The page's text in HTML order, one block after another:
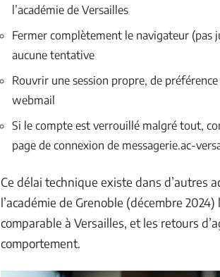
l’académie de Versailles
Fermer complètement le navigateur (pas
aucune tentative
Rouvrir une session propre, de
webmail
Si le compte est verrouillé malgré tout,
page de connexion de messagerie.ac-
Ce délai technique existe dans d’autres
l’académie de Grenoble (décembre
comparable à Versailles, et les retours
comportement.